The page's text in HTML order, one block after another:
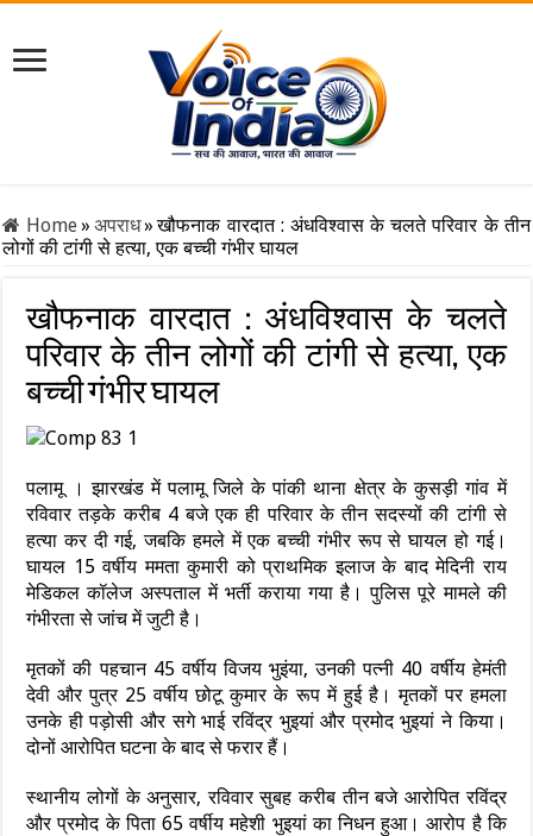
Home» अपराध» खौफनाक वारदात : अंधविश्वास के चलते परिवार के तीन
लोगों की टांगी से हत्या, एक बच्ची गंभीर घायल
खौफनाक वारदात : अंधविश्वास के चलते
परिवार के तीन लोगों की टांगी से हत्या, एक
बच्ची गंभीर घायल
पलामू । झारखंड में पलामू जिले के पांकी थाना क्षेत्र के कुसड़ी गांव में
रविवार तड़के करीब 4 बजे एक ही परिवार के तीन सदस्यों की टांगी से
हत्या कर दी गई, जबकि हमले में एक बच्ची गंभीर रूप से घायल हो गई।
घायल 15 वर्षीय ममता कुमारी को प्राथमिक इलाज के बाद मेदिनी राय
मेडिकल कॉलेज अस्पताल में भर्ती कराया गया है। पुलिस पूरे मामले की
गंभीरता से जांच में जुटी है।
मृतकों की पहचान 45 वर्षीय विजय भुइंया, उनकी पत्नी 40 वर्षीय हेमंती
देवी और पुत्र 25 वर्षीय छोटू कुमार के रूप में हुई है। मृतकों पर हमला
उनके ही पड़ोसी और सगे भाई रविंद्र भुइयां और प्रमोद भुइयां ने किया।
दोनों आरोपित घटना के बाद से फरार हैं।
स्थानीय लोगों के अनुसार, रविवार सुबह करीब तीन बजे आरोपित रविंद्र
और प्रमोद के पिता 65 वर्षीय महेशी भुइयां का निधन हुआ। आरोप है कि